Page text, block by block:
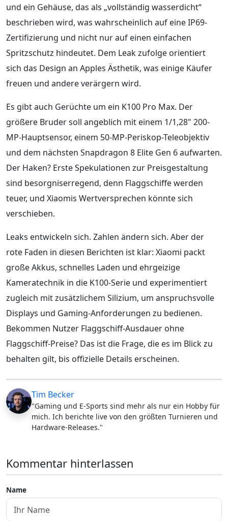
und ein Gehäuse, das als „vollständig wasserdicht“
beschrieben wird, was wahrscheinlich auf eine IP69-
Zertifizierung und nicht nur auf einen einfachen
Spritzschutz hindeutet. Dem Leak zufolge orientiert
sich das Design an Apples Ästhetik, was einige Käufer
freuen und andere verärgern wird.
Es gibt auch Gerüchte um ein K100 Pro Max. Der
größere Bruder soll angeblich mit einem 1/1,28" 200-
MP-Hauptsensor, einem 50-MP-Periskop-Teleobjektiv
und dem nächsten Snapdragon 8 Elite Gen 6 aufwarten.
Der Haken? Erste Spekulationen zur Preisgestaltung
sind besorgniserregend, denn Flaggschiffe werden
teuer, und Xiaomis Wertversprechen könnte sich
verschieben.
Leaks entwickeln sich. Zahlen ändern sich. Aber der
rote Faden in diesen Berichten ist klar: Xiaomi packt
große Akkus, schnelles Laden und ehrgeizige
Kameratechnik in die K100-Serie und experimentiert
zugleich mit zusätzlichem Silizium, um anspruchsvolle
Displays und Gaming-Anforderungen zu bedienen.
Bekommen Nutzer Flaggschiff-Ausdauer ohne
Flaggschiff-Preise? Das ist die Frage, die es im Blick zu
behalten gilt, bis offizielle Details erscheinen.
Tim Becker
"Gaming und E-Sports sind mehr als nur ein Hobby für
mich. Ich berichte live von den größten Turnieren und
Hardware-Releases."
Kommentar hinterlassen
Name